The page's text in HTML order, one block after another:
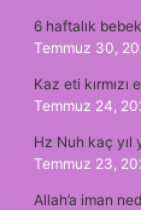
6 haftalık
Temmuz 30,
Kaz eti kırmızı
Temmuz 24,
Hz Nuh kaç yıl
Temmuz 23,
Allah’a iman